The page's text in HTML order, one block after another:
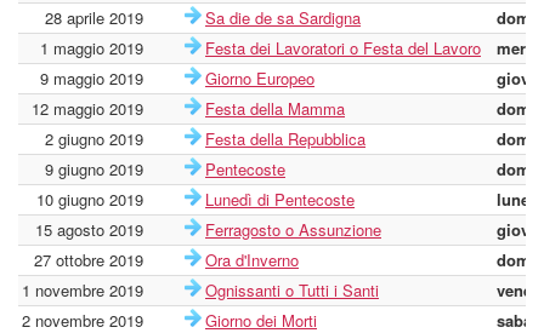
28 aprile 2019
Sa die de sa Sardigna
1 maggio 2019
Festa dei Lavoratori o Festa del Lavoro
9 maggio 2019
Giorno Europeo
12 maggio 2019
Festa della Mamma
2 giugno 2019
Festa della Repubblica
9 giugno 2019
Pentecoste
10 giugno 2019
Lunedì di Pentecoste
lunedì
15 agosto 2019
Ferragosto o Assunzione
27 ottobre 2019
Ora d'Inverno
1 novembre 2019
Ognissanti o Tutti i Santi
2 novembre 2019
Giorno dei Morti